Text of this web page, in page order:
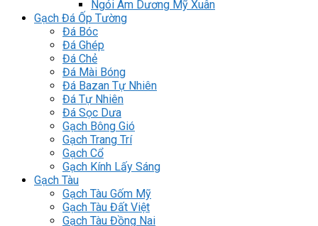
Ngói Âm Dương Mỹ Xuân
Gạch Đá Ốp Tường
Đá Bóc
Đá Ghép
Đá Chẻ
Đá Mài Bóng
Đá Bazan Tự Nhiên
Đá Tự Nhiên
Đá Sọc Dưa
Gạch Bông Gió
Gạch Trang Trí
Gạch Cổ
Gạch Kính Lấy Sáng
Gạch Tàu
Gạch Tàu Gốm Mỹ
Gạch Tàu Đất Việt
Gạch Tàu Đồng Nai